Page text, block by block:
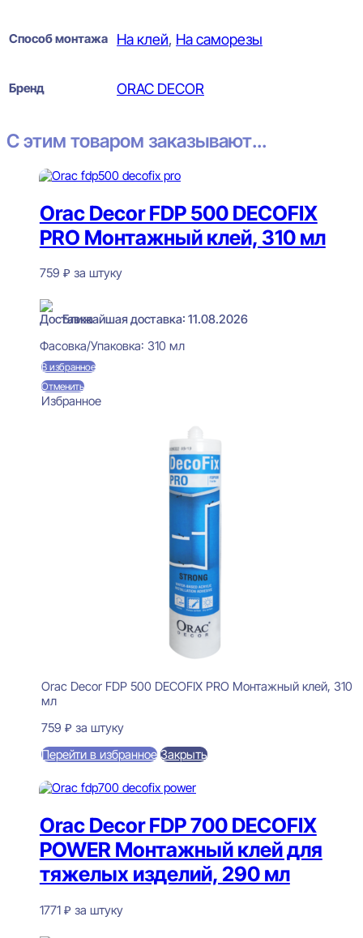
Способ монтажа На клей, На саморезы
Бренд ORAC DECOR
С этим товаром заказывают...
Orac Decor FDP 500 DECOFIX
PRO Монтажный клей, 310 мл
759 ₽ за штуку
Ближайшая доставка: 11.08.2026
Фасовка/Упаковка: 310 мл
В избранное
Отменить
Избранное
Orac Decor FDP 500 DECOFIX PRO Монтажный клей, 310
мл
759 ₽ за штуку
Перейти в избранное Закрыть
Orac Decor FDP 700 DECOFIX
POWER Монтажный клей для
тяжелых изделий, 290 мл
1771 ₽ за штуку